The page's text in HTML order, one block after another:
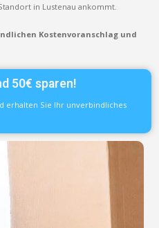
in Lustenau ankommt.
Kostenvoranschlag und
50€ sparen!
erhalten Sie Ihr unverbindliches